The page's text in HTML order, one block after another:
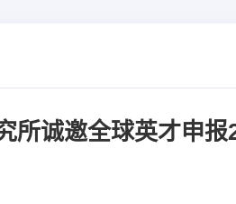
所诚邀全球英才申报